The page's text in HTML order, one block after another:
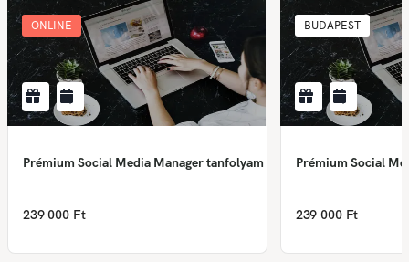
ONLINE
Prémium Social Media Manager tanfolyam
239 000 Ft
BUDAPEST
Prémium Social
239 000 Ft